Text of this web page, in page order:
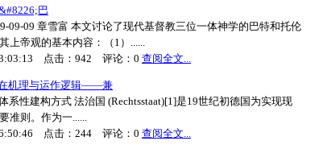
巴
09-09 章雪富 本文讨论了现代基督教三位一体神学的巴特和托伦
上帝观的基本内容：（1）......
点击： 942 评论： 0 查阅全文...
机理与运作逻辑——兼
系性建构方式 法治国 (Rechtsstaat)[1]是19世纪初德国为实现现
准则。作为一......
点击： 244 评论： 0 查阅全文...